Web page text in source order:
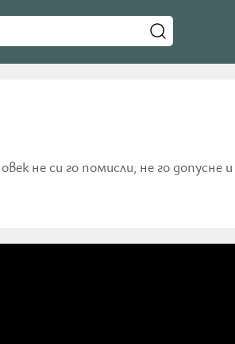
не си го помисли, не го допусне